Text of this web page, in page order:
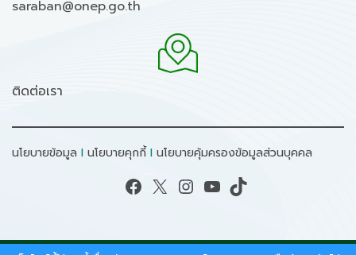
saraban@onep.go.th
ติดต่อเรา
นโยบายข้อมูล I นโยบายคุกกี้ I นโยบายคุ้มครองข้อมูลส่วนบุคคล
Facebook X Instagram YouTube TikTok